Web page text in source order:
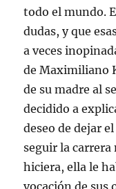
todo el mundo.
dudas, y que
a veces
de Maximiliano
de su madre al
decidido a
deseo de dejar
seguir la
hiciera, ella le
vocación de sus